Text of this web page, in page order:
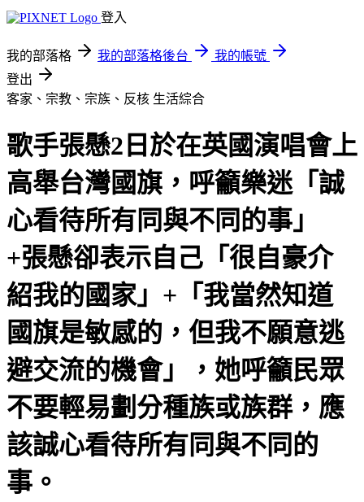
登入
我的部落格 我的部落格後台
我的帳號
登出
客家、宗教、宗族、反核 生活綜合
歌手張懸2日於在英國演唱會上
高舉台灣國旗，呼籲樂迷「誠
心看待所有同與不同的事」
+張懸卻表示自己「很自豪介
紹我的國家」+「我當然知道
國旗是敏感的，但我不願意逃
避交流的機會」，她呼籲民眾
不要輕易劃分種族或族群，應
該誠心看待所有同與不同的
事。